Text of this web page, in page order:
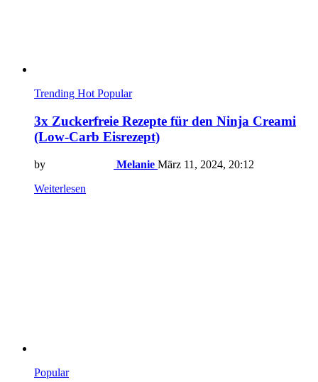
Trending HotPopular
3x Zuckerfreie Rezepte für den Ninja Creami
(Low-Carb Eisrezept)
by Melanie März 11, 2024, 20:12
Weiterlesen
Popular